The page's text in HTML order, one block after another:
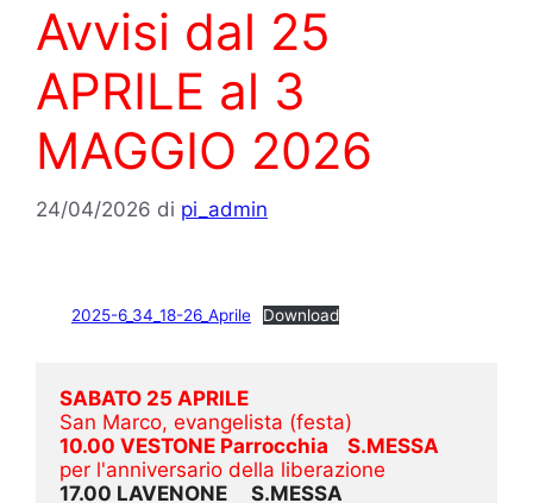
Avvisi dal 25
APRILE al 3
MAGGIO 2026
24/04/2026 di pi_admin
2025-6_34_18-26_Aprile Download
SABATO 25 APRILE
San Marco, evangelista (festa)
per l'anniversario della liberazione
17.00 LAVENONE     S.MESSA